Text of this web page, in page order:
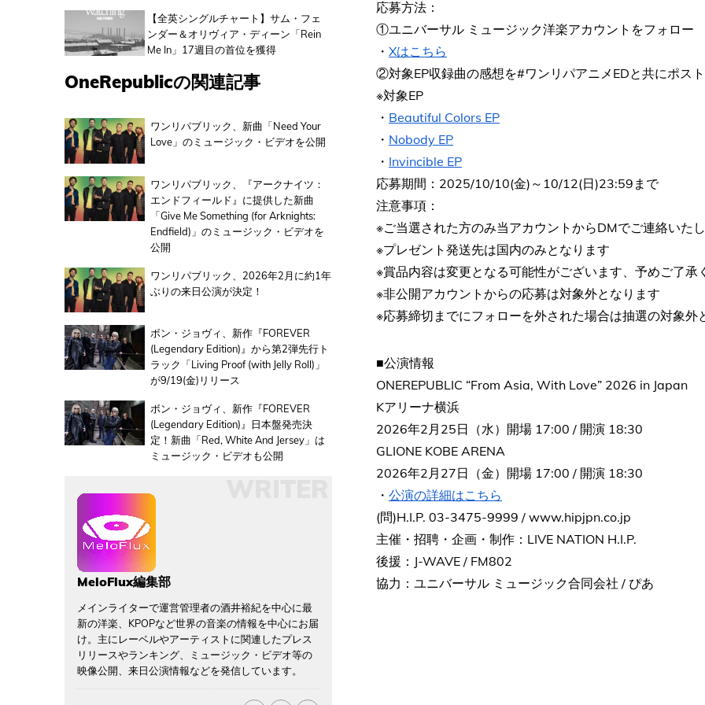
応募方法：
①ユニバーサル ミュージック洋楽アカウントをフォロー
・ Xはこちら
②対象EP収録曲の感想を#ワンリパアニメEDと共にポスト
※対象EP
・ Beautiful Colors EP
・ Nobody EP
・ Invincible EP
応募期間：2025/10/10(金)～10/12(日)23:59まで
注意事項：
※ご当選された方のみ当アカウントからDMでご連絡いた
※プレゼント発送先は国内のみとなります
※賞品内容は変更となる可能性がございます、予めご了承
※非公開アカウントからの応募は対象外となります
※応募締切までにフォローを外された場合は抽選の対象外
■公演情報
ONEREPUBLIC “From Asia, With Love” 2026 in Japan
Kアリーナ横浜
2026年2月25日（水）開場 17:00 / 開演 18:30
GLIONE KOBE ARENA
2026年2月27日（金）開場 17:00 / 開演 18:30
・ 公演の詳細はこちら
(問)H.I.P. 03-3475-9999 / www.hipjpn.co.jp
主催・招聘・企画・制作：LIVE NATION H.I.P.
後援：J-WAVE / FM802
協力：ユニバーサル ミュージック合同会社 / ぴあ
【全英シングルチャート】サム・フェ
ンダー＆オリヴィア・ディーン「Rein
Me In」17週目の首位を獲得
OneRepublicの関連記事
ワンリパブリック、新曲「Need Your
Love」のミュージック・ビデオを公開
ワンリパブリック、『アークナイツ：
エンドフィールド』に提供した新曲
「Give Me Something (for Arknights:
Endfield)」のミュージック・ビデオを
公開
ワンリパブリック、2026年2月に約1年
ぶりの来日公演が決定！
ボン・ジョヴィ、新作『FOREVER
(Legendary Edition)』から第2弾先行ト
ラック「Living Proof (with Jelly Roll)」
が9/19(金)リリース
ボン・ジョヴィ、新作『FOREVER
(Legendary Edition)』日本盤発売決
定！新曲「Red, White And Jersey」は
ミュージック・ビデオも公開
MeloFlux編集部
メインライターで運営管理者の酒井裕紀を中心に最
新の洋楽、KPOPなど世界の音楽の情報を中心にお届
け。主にレーベルやアーティストに関連したプレス
リリースやランキング、ミュージック・ビデオ等の
映像公開、来日公演情報などを発信しています。